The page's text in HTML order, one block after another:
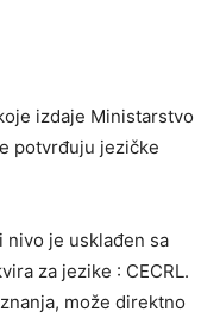
izdaje Ministarstvo
potvrđuju jezičke
nivo je usklađen sa
za jezike : CECRL.
može direktno